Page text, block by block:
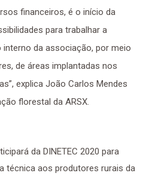
financeiros, é o início da
para trabalhar a
da associação, por meio
de áreas implantadas nos
explica João Carlos Mendes
florestal da ARSX.
da DINETEC 2020 para
técnica aos produtores rurais da